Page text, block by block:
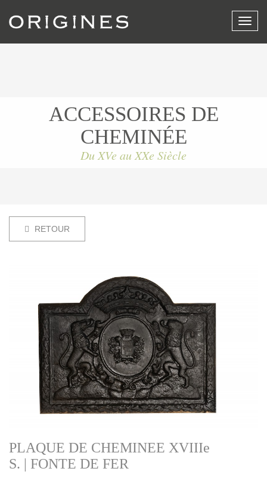
le
ACCESSOIRES DE
CHEMINÉE
Du XVe au XXe Siècle
RETOUR
PLAQUE DE CHEMINEE XVIIIe
S. | FONTE DE FER